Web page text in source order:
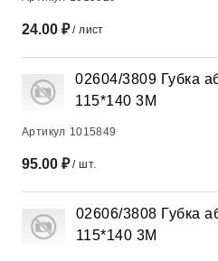
24.00 ₽/ лист
02604/3809 Губка
115*140 3М
Артикул 1015849
95.00 ₽/ шт.
02606/3808 Губка
115*140 3М